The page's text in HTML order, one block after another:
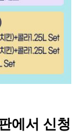
에서 신청